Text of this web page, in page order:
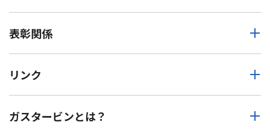
表彰関係
リンク
ガスタービンとは？